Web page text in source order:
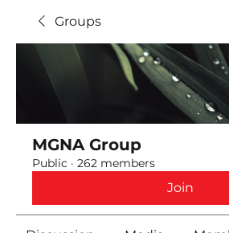
Groups
MGNA Group
Public · 262 members
Join